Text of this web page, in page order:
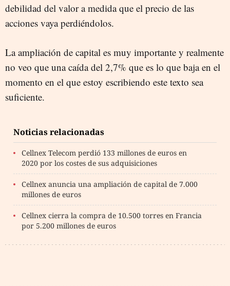
debilidad del valor a medida que el precio de las
acciones vaya perdiéndolos.
La ampliación de capital es muy importante y realmente
no veo que una caída del 2,7% que es lo que baja en el
momento en el que estoy escribiendo este texto sea
suficiente.
Noticias relacionadas
Cellnex Telecom perdió 133 millones de euros en
2020 por los costes de sus adquisiciones
Cellnex anuncia una ampliación de capital de 7.000
millones de euros
Cellnex cierra la compra de 10.500 torres en Francia
por 5.200 millones de euros